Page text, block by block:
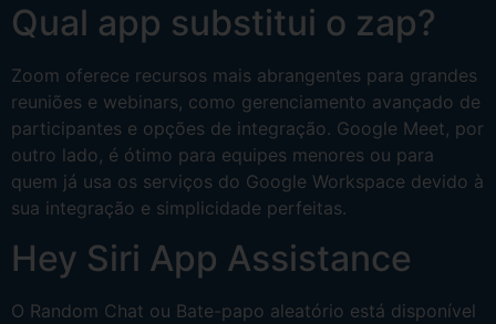
Qual app substitui o zap?
Zoom oferece recursos mais abrangentes para grandes
reuniões e webinars, como gerenciamento avançado de
participantes e opções de integração. Google Meet, por
outro lado, é ótimo para equipes menores ou para
quem já usa os serviços do Google Workspace devido à
sua integração e simplicidade perfeitas.
Hey Siri App Assistance
O Random Chat ou Bate-papo aleatório está disponível